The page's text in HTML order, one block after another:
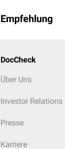
Empfehlung
DocCheck
Über Uns
Investor Relations
Presse
Karriere